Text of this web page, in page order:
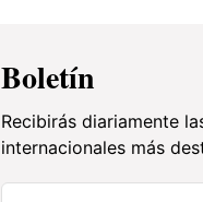
Boletín
Recibirás diariamente
internacionales más